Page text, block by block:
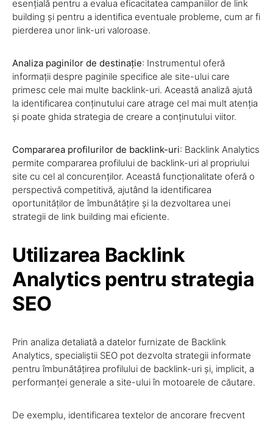
esențială pentru a evalua eficacitatea campaniilor de link
building și pentru a identifica eventuale probleme, cum ar fi
pierderea unor link-uri valoroase.
Analiza paginilor de destinație: Instrumentul oferă
informații despre paginile specifice ale site-ului care
primesc cele mai multe backlink-uri. Această analiză ajută
la identificarea conținutului care atrage cel mai mult atenția
și poate ghida strategia de creare a conținutului viitor.
Compararea profilurilor de backlink-uri: Backlink Analytics
permite compararea profilului de backlink-uri al propriului
site cu cel al concurenților. Această funcționalitate oferă o
perspectivă competitivă, ajutând la identificarea
oportunităților de îmbunătățire și la dezvoltarea unei
strategii de link building mai eficiente.
Utilizarea Backlink
Analytics pentru strategia
SEO
Prin analiza detaliată a datelor furnizate de Backlink
Analytics, specialiștii SEO pot dezvolta strategii informate
pentru îmbunătățirea profilului de backlink-uri și, implicit, a
performanței generale a site-ului în motoarele de căutare.
De exemplu, identificarea textelor de ancorare frecvent